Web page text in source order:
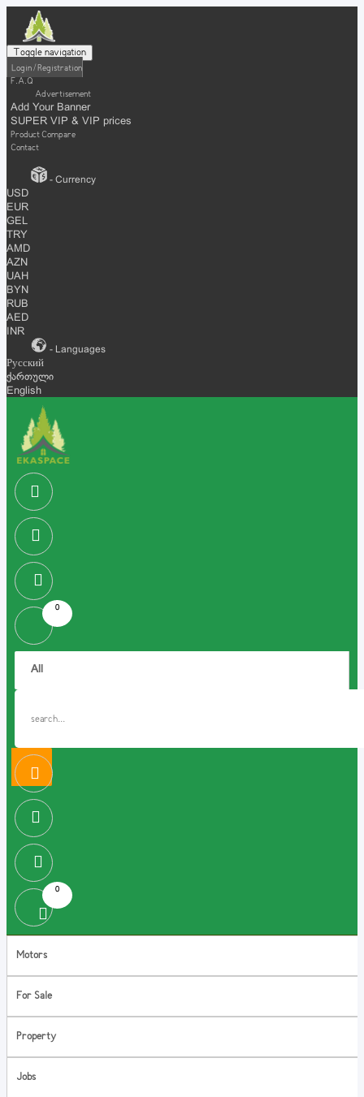
Toggle navigation
Login / Registration
F.A.Q
Advertisement
Add Your Banner
SUPER VIP & VIP prices
Product Compare
Contact
- Currency
USD
EUR
GEL
TRY
AMD
AZN
UAH
BYN
RUB
AED
INR
- Languages
Русский
ქართული
English
0
0
Motors
For Sale
Property
Jobs